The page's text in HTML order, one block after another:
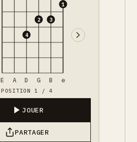
4
2 3
1
E A D G B e
POSITION 1 / 4
JOUER
PARTAGER